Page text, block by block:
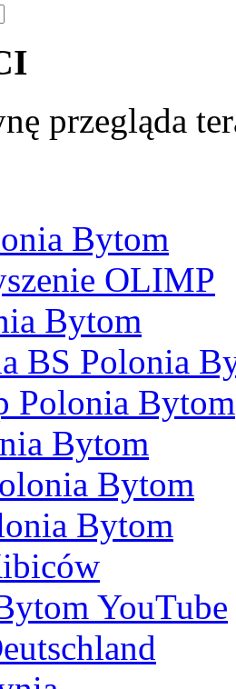
przegląda
Bytom
OLIMP
Bytom
BS Polonia
Polonia Bytom
Bytom
Bytom
Bytom
YouTube